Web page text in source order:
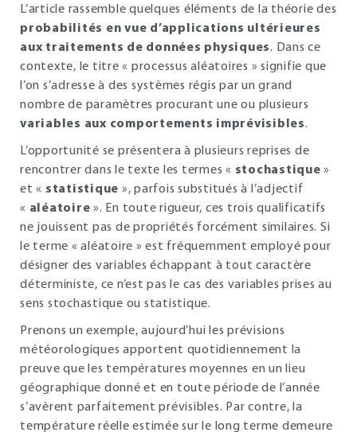
L’article rassemble quelques éléments de la théorie des
probabilités en vue d’applications ultérieures
aux traitements de données physiques. Dans ce
contexte, le titre « processus aléatoires » signifie que
l’on s’adresse à des systèmes régis par un grand
nombre de paramètres procurant une ou plusieurs
variables aux comportements imprévisibles.
L’opportunité se présentera à plusieurs reprises de
rencontrer dans le texte les termes « stochastique »
et « statistique », parfois substitués à l’adjectif
« aléatoire ». En toute rigueur, ces trois qualificatifs
ne jouissent pas de propriétés forcément similaires. Si
le terme « aléatoire » est fréquemment employé pour
désigner des variables échappant à tout caractère
déterministe, ce n’est pas le cas des variables prises au
sens stochastique ou statistique.
Prenons un exemple, aujourd’hui les prévisions
météorologiques apportent quotidiennement la
preuve que les températures moyennes en un lieu
géographique donné et en toute période de l’année
s’avèrent parfaitement prévisibles. Par contre, la
température réelle estimée sur le long terme demeure